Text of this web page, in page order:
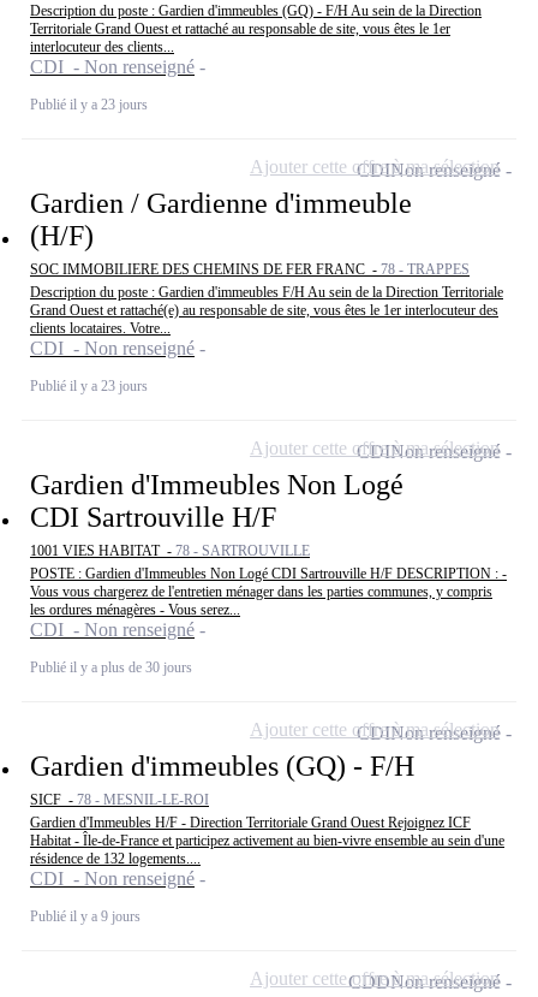
Description du poste : Gardien d'immeubles (GQ) - F/H Au sein de la Direction
Territoriale Grand Ouest et rattaché au responsable de site, vous êtes le 1er
interlocuteur des clients...
CDI - Non renseigné
Publié il y a 23 jours
Gardien / Gardienne d'immeuble
(H/F)
SOC IMMOBILIERE DES CHEMINS DE FER FRANC - 78 - TRAPPES
Description du poste : Gardien d'immeubles F/H Au sein de la Direction Territoriale
Grand Ouest et rattaché(e) au responsable de site, vous êtes le 1er interlocuteur des
clients locataires. Votre...
CDI - Non renseigné
Publié il y a 23 jours
CDINon renseigné
Ajouter cette offre à ma sélection
Gardien d'Immeubles Non Logé
CDI Sartrouville H/F
1001 VIES HABITAT - 78 - SARTROUVILLE
POSTE : Gardien d'Immeubles Non Logé CDI Sartrouville H/F DESCRIPTION : -
Vous vous chargerez de l'entretien ménager dans les parties communes, y compris
les ordures ménagères - Vous serez...
CDI - Non renseigné
Publié il y a plus de 30 jours
CDINon renseigné
Ajouter cette offre à ma sélection
Gardien d'immeubles (GQ) - F/H
SICF - 78 - MESNIL-LE-ROI
Gardien d'Immeubles H/F - Direction Territoriale Grand Ouest Rejoignez ICF
Habitat - Île-de-France et participez activement au bien-vivre ensemble au sein d'une
résidence de 132 logements....
CDI - Non renseigné
Publié il y a 9 jours
CDINon renseigné
Ajouter cette offre à ma sélection
CDDNon renseigné
Ajouter cette offre à ma sélection